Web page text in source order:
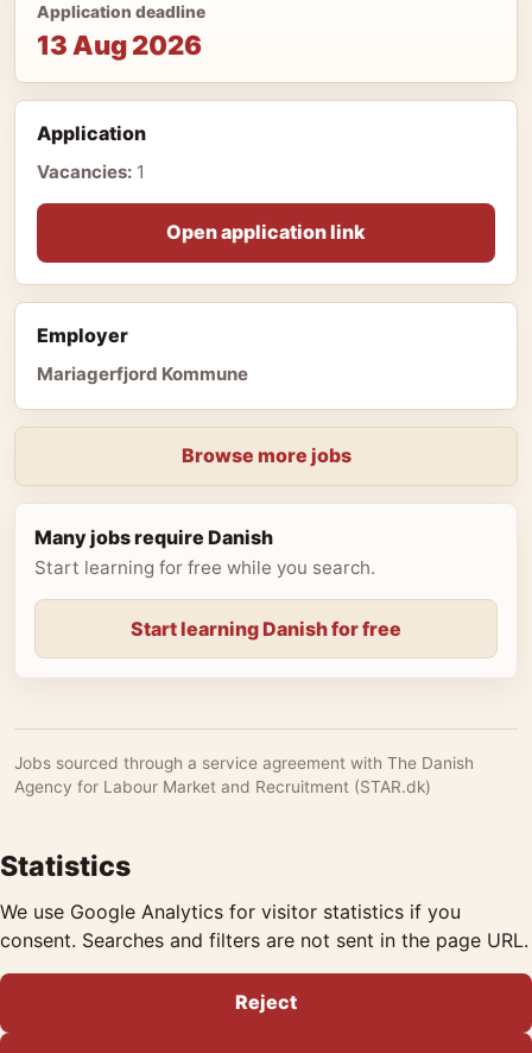
Application deadline
13 Aug 2026
Application
Vacancies: 1
Open application link
Employer
Mariagerfjord Kommune
Browse more jobs
Many jobs require Danish
Start learning for free while you search.
Start learning Danish for free
Jobs sourced through a service agreement with The Danish
Agency for Labour Market and Recruitment (STAR.dk)
Statistics
We use Google Analytics for visitor statistics if you
consent. Searches and filters are not sent in the page URL.
Reject